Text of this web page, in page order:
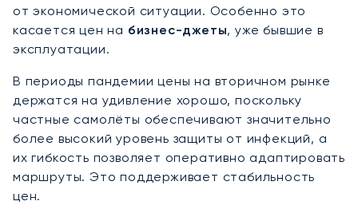
от экономической ситуации. Особенно это
касается цен на бизнес-джеты, уже бывшие в
эксплуатации.
В периоды пандемии цены на вторичном рынке
держатся на удивление хорошо, поскольку
частные самолёты обеспечивают значительно
более высокий уровень защиты от инфекций, а
их гибкость позволяет оперативно адаптировать
маршруты. Это поддерживает стабильность
цен.